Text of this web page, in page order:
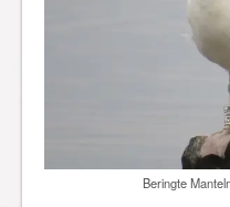
Beringte